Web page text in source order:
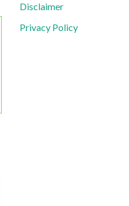
Disclaimer
Privacy Policy